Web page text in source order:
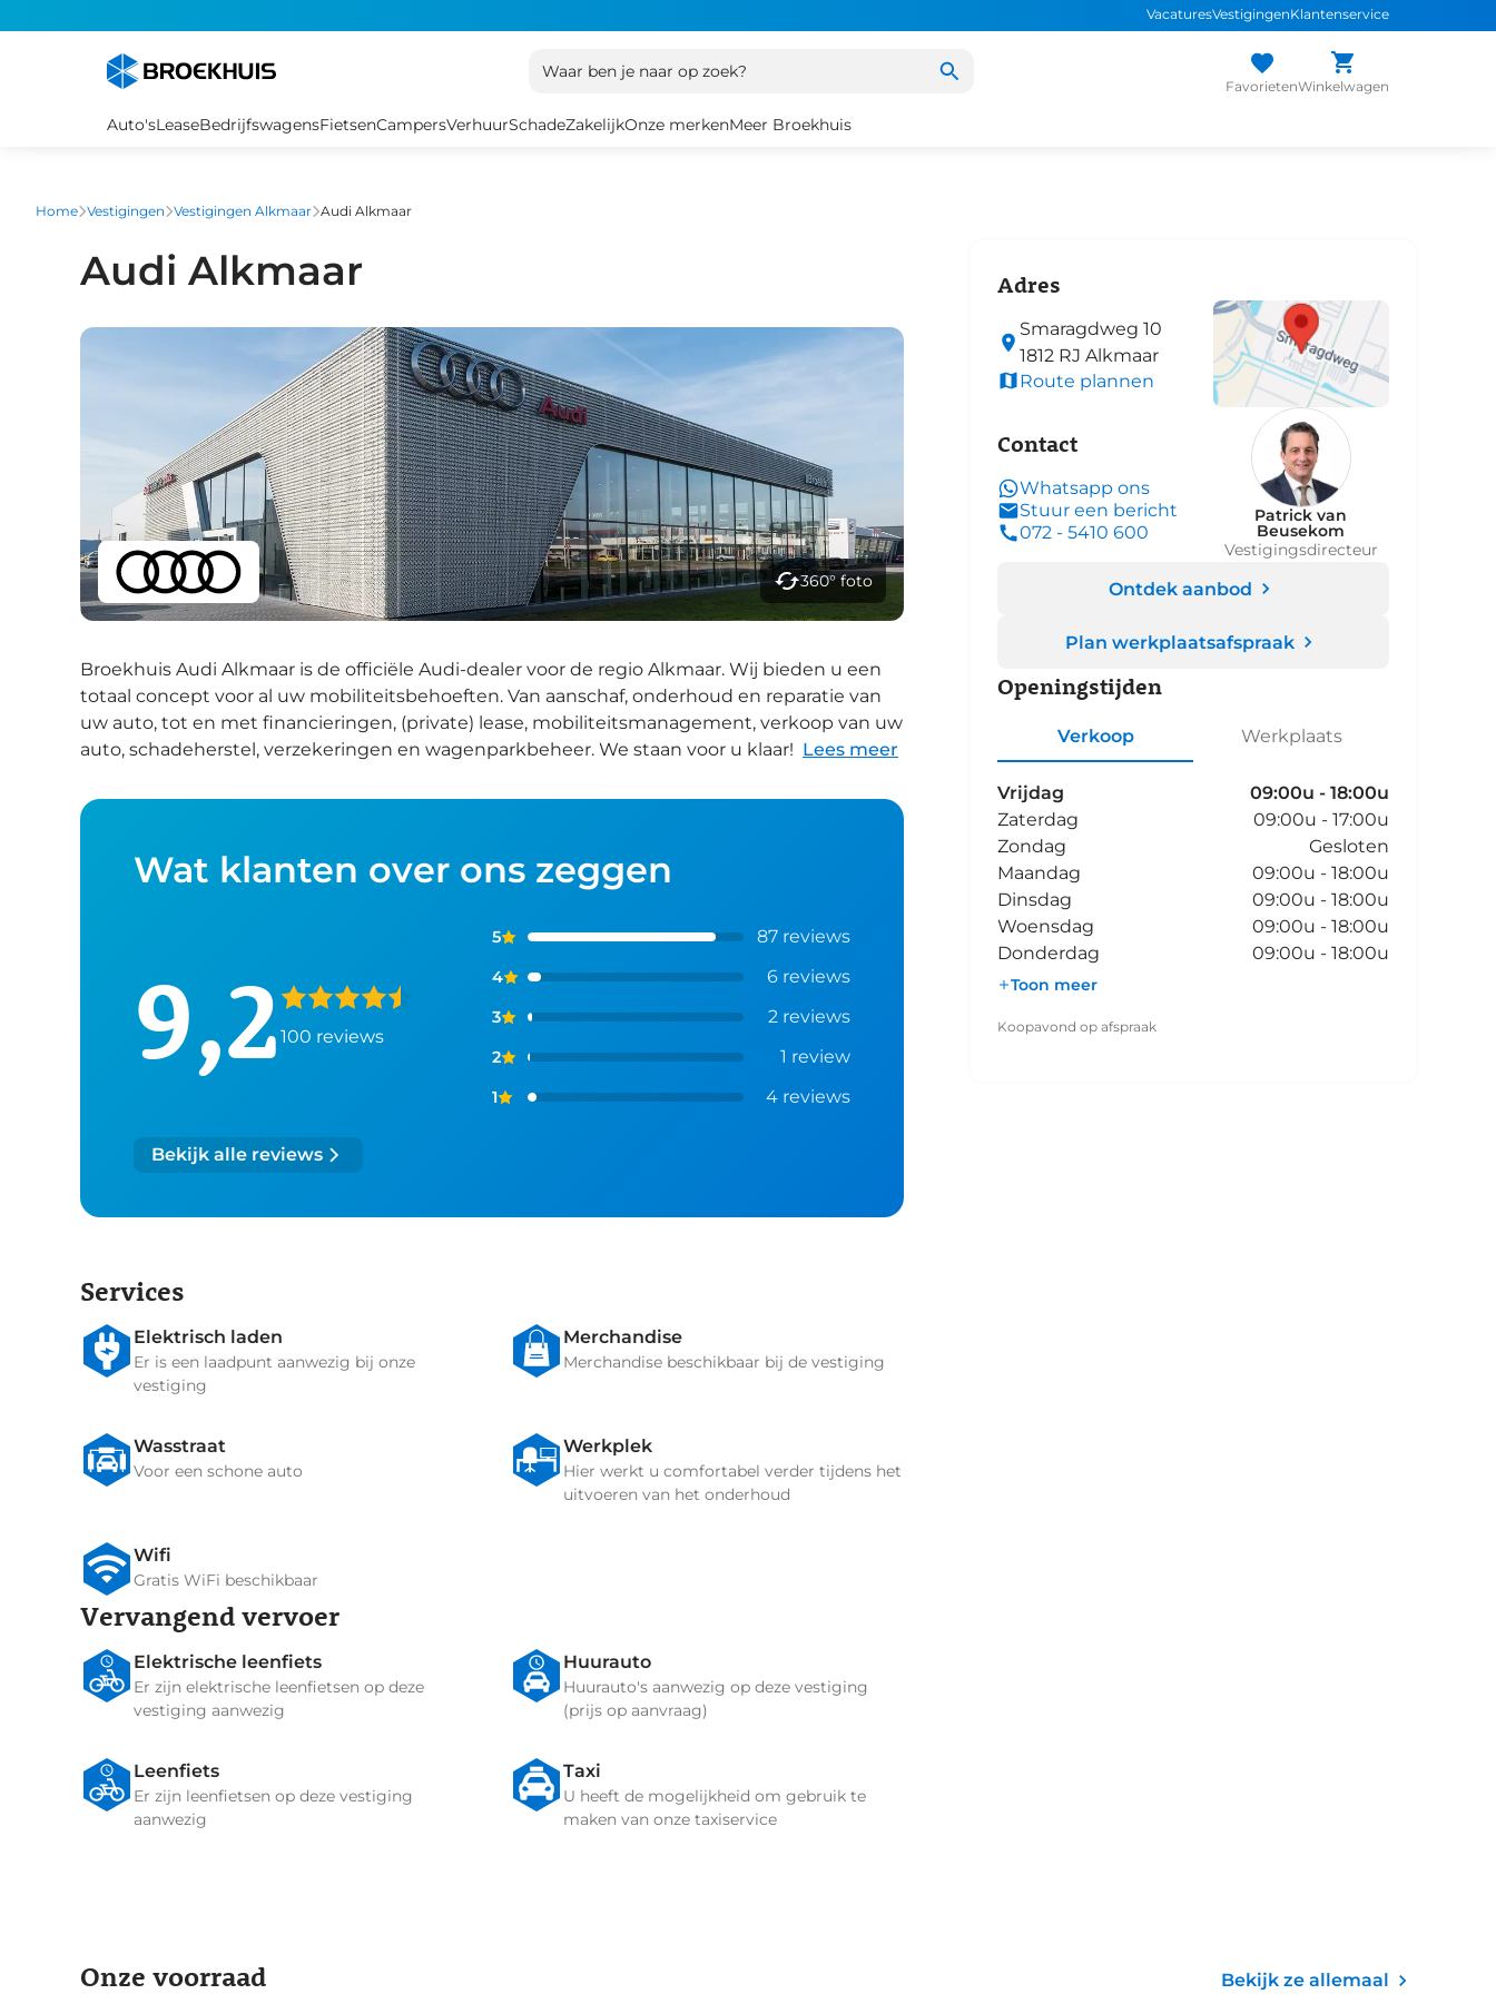
VacaturesVestigingenKlantenservice
Waar ben je naar op zoek?
FavorietenWinkelwagen
Auto'sLeaseBedrijfswagensFietsenCampersVerhuurSchadeZakelijkOnze merkenMeer Broekhuis
Home Vestigingen Vestigingen Alkmaar Audi Alkmaar
Audi Alkmaar
360° foto
Adres
Smaragdweg 10
1812 RJ Alkmaar
Route plannen
Contact
Whatsapp ons
Stuur een bericht
072 - 5410 600
Patrick van
Beusekom
Vestigingsdirecteur
Ontdek aanbod
Plan werkplaatsafspraak
Openingstijden
Verkoop Werkplaats
Vrijdag
09:00u - 18:00u
Zaterdag
09:00u - 17:00u
Zondag
Gesloten
Maandag
09:00u - 18:00u
Dinsdag
09:00u - 18:00u
Woensdag
09:00u - 18:00u
Donderdag
09:00u - 18:00u
Toon meer
Koopavond op afspraak
Broekhuis Audi Alkmaar is de officiële Audi-dealer voor de regio Alkmaar. Wij bieden u een
totaal concept voor al uw mobiliteitsbehoeften. Van aanschaf, onderhoud en reparatie van
uw auto, tot en met financieringen, (private) lease, mobiliteitsmanagement, verkoop van uw
auto, schadeherstel, verzekeringen en wagenparkbeheer. We staan voor u klaar! Lees meer
Wat klanten over ons zeggen
9,2 100 reviews
5 87 reviews
4 6 reviews
3 2 reviews
2 1 review
1 4 reviews
Bekijk alle reviews
Services
Elektrisch laden
Er is een laadpunt aanwezig bij onze
vestiging
Merchandise
Merchandise beschikbaar bij de vestiging
Wasstraat
Voor een schone auto
Werkplek
Hier werkt u comfortabel verder tijdens het
uitvoeren van het onderhoud
Wifi
Gratis WiFi beschikbaar
Vervangend vervoer
Elektrische leenfiets
Er zijn elektrische leenfietsen op deze
vestiging aanwezig
Huurauto
Huurauto's aanwezig op deze vestiging
(prijs op aanvraag)
Leenfiets
Er zijn leenfietsen op deze vestiging
aanwezig
Taxi
U heeft de mogelijkheid om gebruik te
maken van onze taxiservice
Onze voorraad Bekijk ze allemaal